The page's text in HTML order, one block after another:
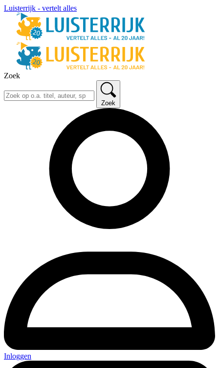
Luisterrijk - vertelt alles
Zoek
Zoek
Inloggen